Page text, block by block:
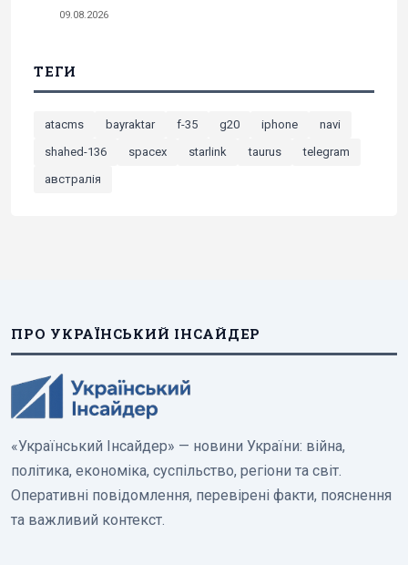
09.08.2026
ТЕГИ
atacms bayraktar f-35 g20 iphone
navi
shahed-136
spacex starlink taurus
telegram
австралія
ПРО УКРАЇНСЬКИЙ ІНСАЙДЕР
«Український Інсайдер» — новини України: війна,
політика, економіка, суспільство, регіони та світ.
Оперативні повідомлення, перевірені факти, пояснення
та важливий контекст.